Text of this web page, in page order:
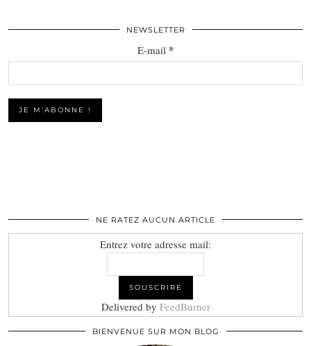
NEWSLETTER
E-mail *
NE RATEZ AUCUN ARTICLE
Entrez votre adresse mail:
Delivered by FeedBurner
BIENVENUE SUR MON BLOG